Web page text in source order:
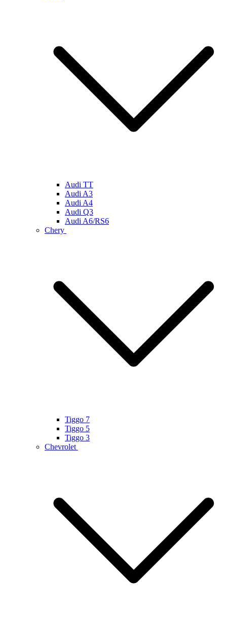
Audi TT
Audi A3
Audi A4
Audi Q3
Audi A6/RS6
Chery
Tiggo 7
Tiggo 5
Tiggo 3
Chevrolet